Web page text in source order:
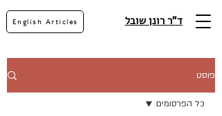
ד"ר רונן שובל English Articles
פוסט
כל הפרסומים